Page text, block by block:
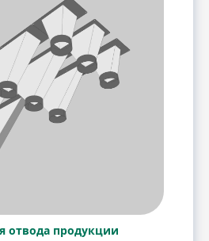
отвода продукции